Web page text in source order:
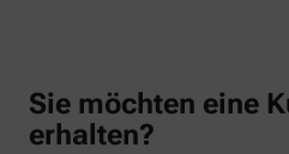
Sie möchten eine
erhalten?